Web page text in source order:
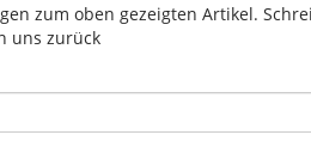
zum oben gezeigten Artikel.
uns zurück